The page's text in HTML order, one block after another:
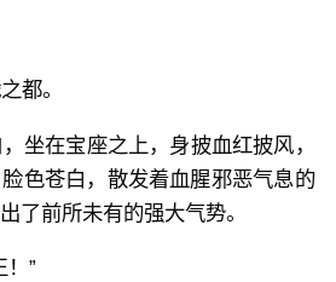
都。
坐在宝座之上，身披血红披风，
色苍白，散发着血腥邪恶气息的
了前所未有的强大气势。
！”